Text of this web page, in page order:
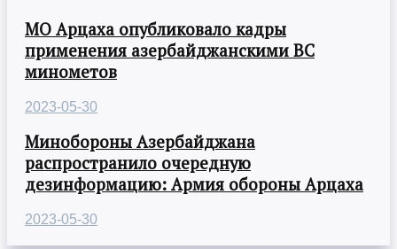
МО Арцаха опубликовало кадры
применения азербайджанскими ВС
минометов
2023-05-30
Минобороны Азербайджана
распространило очередную
дезинформацию: Армия обороны Арцаха
2023-05-30